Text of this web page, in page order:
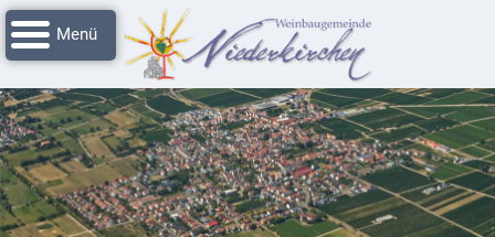
Navigation
überspringen
Startseite
Grussworte
Rathaus
Unser
Niederkirchen